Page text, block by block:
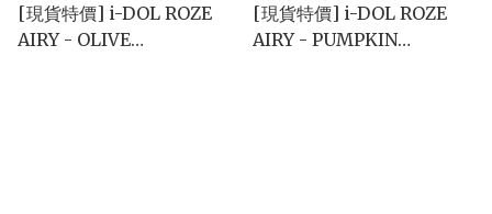
[現貨特價] i-DOL ROZE
AIRY - OLIVE
[現貨特價] i-DOL ROZE
AIRY - PUMPKIN